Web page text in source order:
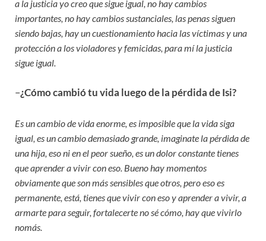
a la justicia yo creo que sigue igual, no hay cambios
importantes, no hay cambios sustanciales, las penas siguen
siendo bajas, hay un cuestionamiento hacia las víctimas y una
protección a los violadores y femicidas, para mí la justicia
sigue igual.
–¿Cómo cambió tu vida luego de la pérdida de Isi?
Es un cambio de vida enorme, es imposible que la vida siga
igual, es un cambio demasiado grande, imaginate la pérdida de
una hija, eso ni en el peor sueño, es un dolor constante tienes
que aprender a vivir con eso. Bueno hay momentos
obviamente que son más sensibles que otros, pero eso es
permanente, está, tienes que vivir con eso y aprender a vivir, a
armarte para seguir, fortalecerte no sé cómo, hay que vivirlo
nomás.